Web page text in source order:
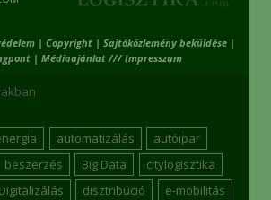
| Copyright | Sajtóközlemény beküldése |
| Médiaajánlat /// Impresszum
automatizálás
autóipar
beszerzés Big Data
citylogisztika
Digitalizálás disztribúció
e-mobilitás